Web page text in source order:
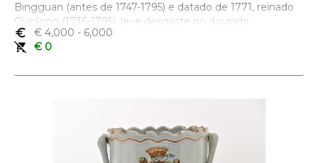
Bingguan (antes de 1747-1795) e datado de 1771, reinado
Qianlong (1736-1795), leve desgaste no dourado
Dimensões (altura x comprimento x largura) - (terrina) 24 x
31 x 22 cm; (travessa) 6,2 x 37,2 x 30,6 cm
euro_symbol € 4,000 - 6,000
remove_shopping_cart
€ 0